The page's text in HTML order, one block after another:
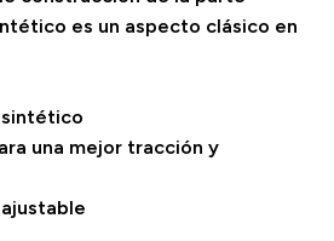
es un aspecto clásico en
sintético
una mejor tracción y